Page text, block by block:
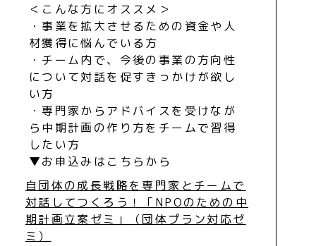
＜こんな方にオススメ＞
・事業を拡大させるための資金や人
材獲得に悩んでいる方
・チーム内で、今後の事業の方向性
について対話を促すきっかけが欲し
い方
・専門家からアドバイスを受けなが
ら中期計画の作り方をチームで習得
したい方
▼お申込みはこちらから
自団体の成長戦略を専門家とチームで
対話してつくろう！「NPOのための中
期計画立案ゼミ」（団体プラン対応ゼ
ミ）